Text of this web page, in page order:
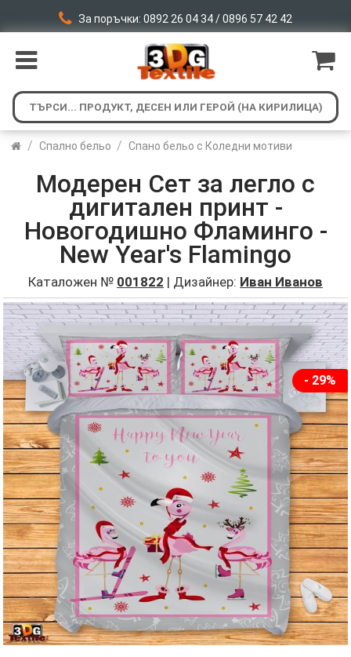
За поръчки: 0892 26 04 34 / 0896 57 42 42
/ Спално бельо / Спано бельо с Коледни мотиви
Модерен Сет за легло с
дигитален принт -
Новогодишно Фламинго -
New Year's Flamingo
Каталожен № 001822 | Дизайнер: Иван Иванов
- 29%